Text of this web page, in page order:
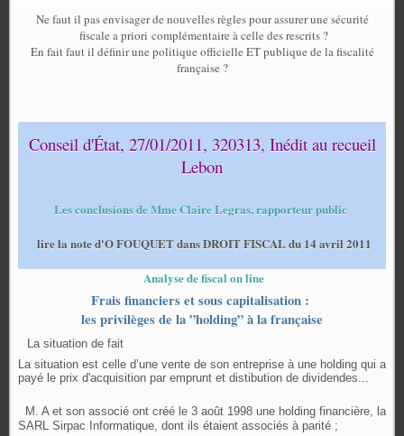
Ne faut il pas envisager de nouvelles règles pour assurer une sécurité
fiscale a priori complémentaire à celle des rescrits ?
En fait faut il définir une politique officielle ET publique de la fiscalité
française ?
Conseil d'État, 27/01/2011, 320313, Inédit au recueil
Lebon
Les conclusions de Mme Claire Legras, rapporteur public
lire la note d'O FOUQUET dans DROIT FISCAL du 14 avril 2011
Analyse de fiscal on line
Frais financiers et sous capitalisation :
les privilèges de la ”holding” à la française
La situation de fait
La situation est celle d’une vente de son entreprise à une holding qui a
payé le prix d'acquisition par emprunt et distibution de dividendes...
M. A et son associé ont créé le 3 août 1998 une holding financière, la
SARL Sirpac Informatique, dont ils étaient associés à parité ;